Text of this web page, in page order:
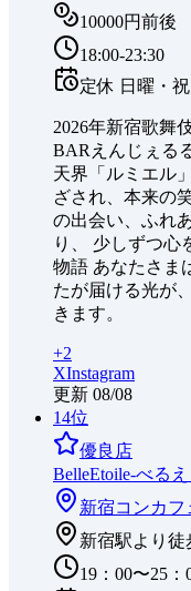
10000円前後
18:00-23:30
定休 日曜・祝
2026年新宿歌舞
BARえんじぇる
天界「ルミエル
ざされ、本来の
の出会い、ふれ
り、 少しずつ心
物語 あなたさま
たが届ける光が
きます。
+2
XInstagram
更新 08/08
14位
優良店
BelleEtoile-べる
新宿コンカフ
新宿駅より徒
19：00〜25：